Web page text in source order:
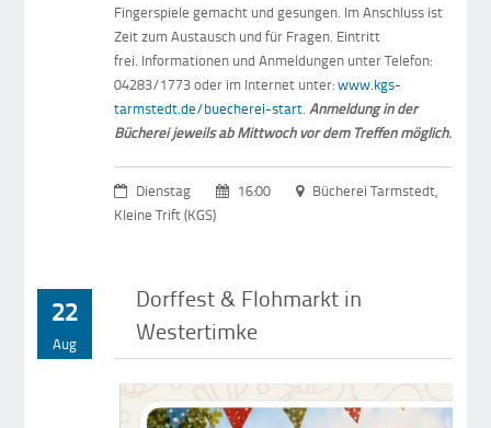
Fingerspiele gemacht und gesungen. Im Anschluss ist
Zeit zum Austausch und für Fragen. Eintritt
frei. Informationen und Anmeldungen unter Telefon:
04283/1773 oder im Internet unter:www.kgs-
tarmstedt.de/buecherei-start.Anmeldung in der
Bücherei jeweils ab Mittwoch vor dem Treffen möglich.
Dienstag 16:00
Bücherei Tarmstedt,
Kleine Trift (KGS)
22
Aug
Dorffest & Flohmarkt in
Westertimke